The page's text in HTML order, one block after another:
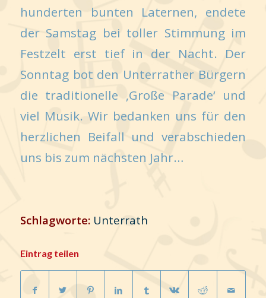
hunderten bunten Laternen, endete
der Samstag bei toller Stimmung im
Festzelt erst tief in der Nacht. Der
Sonntag bot den Unterrather Bürgern
die traditionelle ‚Große Parade‘ und
viel Musik. Wir bedanken uns für den
herzlichen Beifall und verabschieden
uns bis zum nächsten Jahr…
Schlagworte: Unterrath
Eintrag teilen